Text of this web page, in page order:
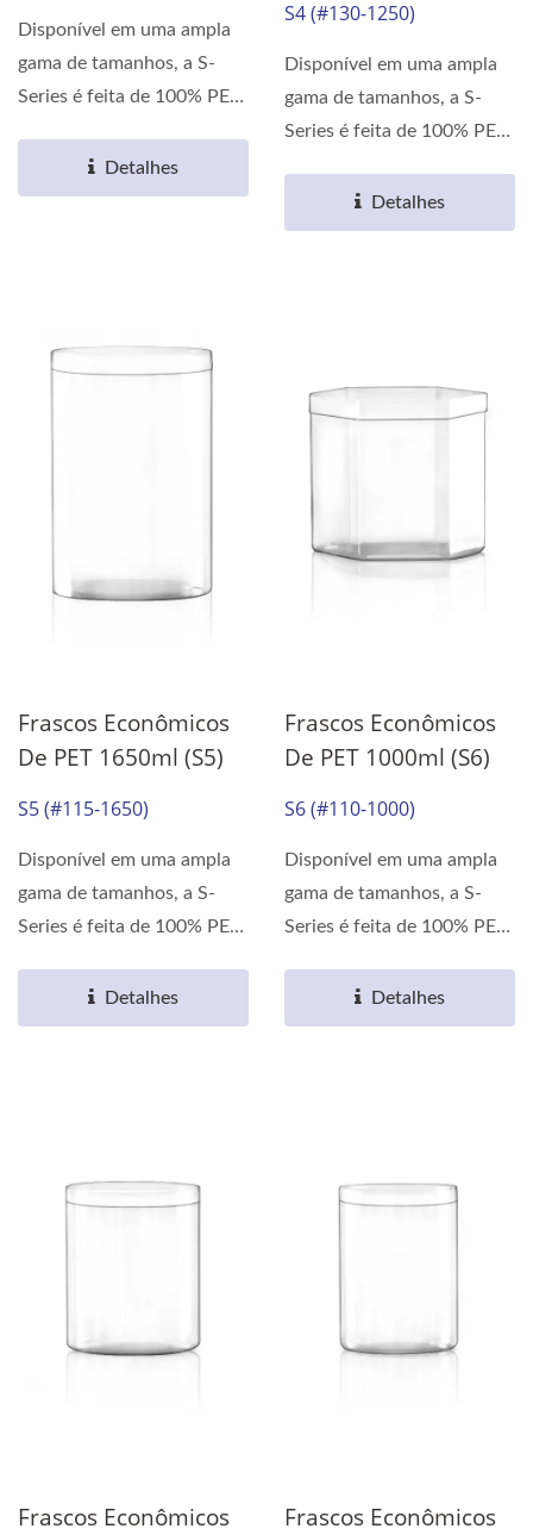
Disponível em uma ampla
gama de tamanhos, a S-
Series é feita de 100% PET.
Detalhes
S4 (#130-1250)
Disponível em uma ampla
gama de tamanhos, a S-
Series é feita de 100% PET.
Detalhes
Frascos Econômicos
De PET 1650ml (S5)
S5 (#115-1650)
Disponível em uma ampla
gama de tamanhos, a S-
Series é feita de 100% PET.
Detalhes
Frascos Econômicos
De PET 1000ml (S6)
S6 (#110-1000)
Disponível em uma ampla
gama de tamanhos, a S-
Series é feita de 100% PET.
Detalhes
Frascos Econômicos
Frascos Econômicos